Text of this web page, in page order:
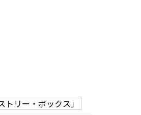
リー・ボックス」